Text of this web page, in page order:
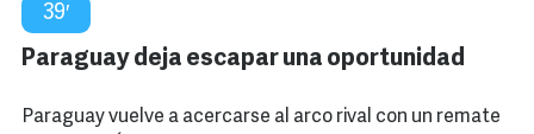
39′
Paraguay deja escapar una oportunidad
Paraguay vuelve a acercarse al arco rival con un remate